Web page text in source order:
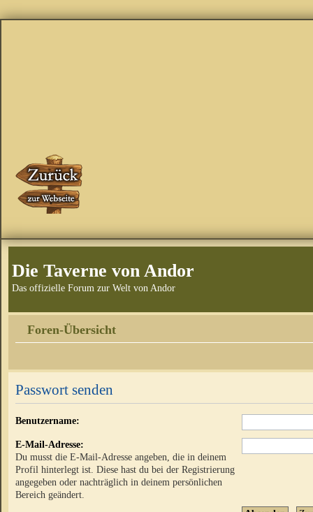
Die Taverne von Andor
Das offizielle Forum zur Welt von Andor
Foren-Übersicht
Passwort senden
Benutzername:
E-Mail-Adresse:
Du musst die E-Mail-Adresse angeben, die in deinem
Profil hinterlegt ist. Diese hast du bei der Registrierung
angegeben oder nachträglich in deinem persönlichen
Bereich geändert.